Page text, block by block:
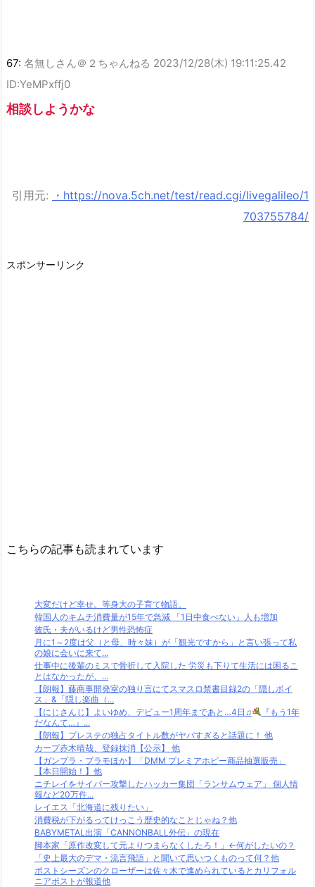
67: 名無しさん＠２ちゃんねる 2023/12/28(木) 19:11:25.42
ID:YeMPxffj0
相談しようかな
引用元:
・https://nova.5ch.net/test/read.cgi/livegalileo/1
703755784/
スポンサーリンク
こちらの記事も読まれています
大変だけど幸せ。等身大の子育て物語。
韓国人のキムチ消費量が15年で急減 「1日中食べない」人も増加
彼氏・夫がいるけど男性恐怖症
月に1～2度は父（と母、時々妹）が「観光ですから」と言い張って私
の娘に会いに来て...
仕事中に後輩のミスで骨折して入院した 労災も下りて生活には困るこ
とはなかったが、...
【朗報】藤商事開発室の独り言にてスマスロ禁書目録2の「隠しボイ
ス」&「隠し楽曲（...
【にじさんじ】よいゆめ、デビュー1周年まであと…4日♫
『もう1年
だなんて…』...
【朗報】プレステの独占タイトル数がヤバすぎると話題に！ 他
カープ赤木晴哉、登録抹消【公示】 他
【ガンプラ・プラモほか】「DMM プレミアホビー商品抽選販売」
【本日開始！】他
ニチレイをサイバー攻撃したハッカー集団「ランサムウェア」 個人情
報など20万件...
レイエス「北海道に残りたい」
消費税が下がるってけっこう歴史的なことじゃね？他
BABYMETAL出演「CANNONBALL外伝」の現在
脚本家「原作改変して元よりつまらなくしたろ！」←何がしたいの？
「史上最大のデマ・流言飛語」と聞いて思いつくものって何？他
ポストシーズンのクローザーは佐々木で進められているとカリフォル
ニアポストが報道他